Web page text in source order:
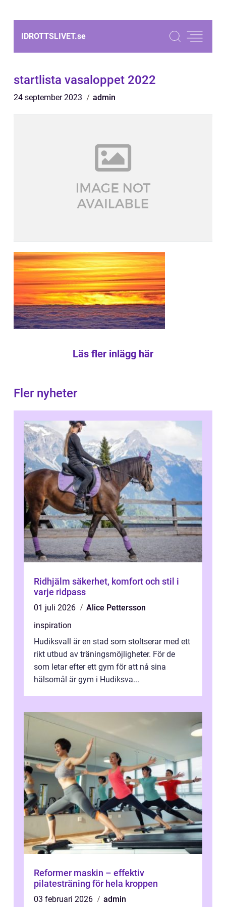
IDROTTSLIVET.se
startlista vasaloppet 2022
24 september 2023 admin
Läs fler inlägg här
Fler nyheter
Ridhjälm säkerhet, komfort och stil i
varje ridpass
01 juli 2026
Alice Pettersson
inspiration
Hudiksvall är en stad som stoltserar med ett
rikt utbud av träningsmöjligheter. För de
som letar efter ett gym för att nå sina
hälsomål är gym i Hudiksva...
Reformer maskin – effektiv
pilatesträning för hela kroppen
03 februari 2026 admin